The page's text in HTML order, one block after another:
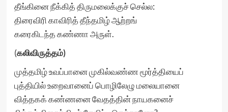
தீங்கினை நீக்கித் திருமலைக்குச் செல்ல:
திரைவிரி காவிரித் தீந்தமிழ் ஆற்றங்
கரைகிடந்த கண்ணா அருள்.
(கலிவிருத்தம்)
முத்தமிழ் உவப்பானை முகில்வண்ண மூர்த்தியைப்
புத்தியில் உறைவானைப் பொழிலேழு மலையானை
வித்தகக் கண்ணனை வேதத்தின் நாயகனைச்